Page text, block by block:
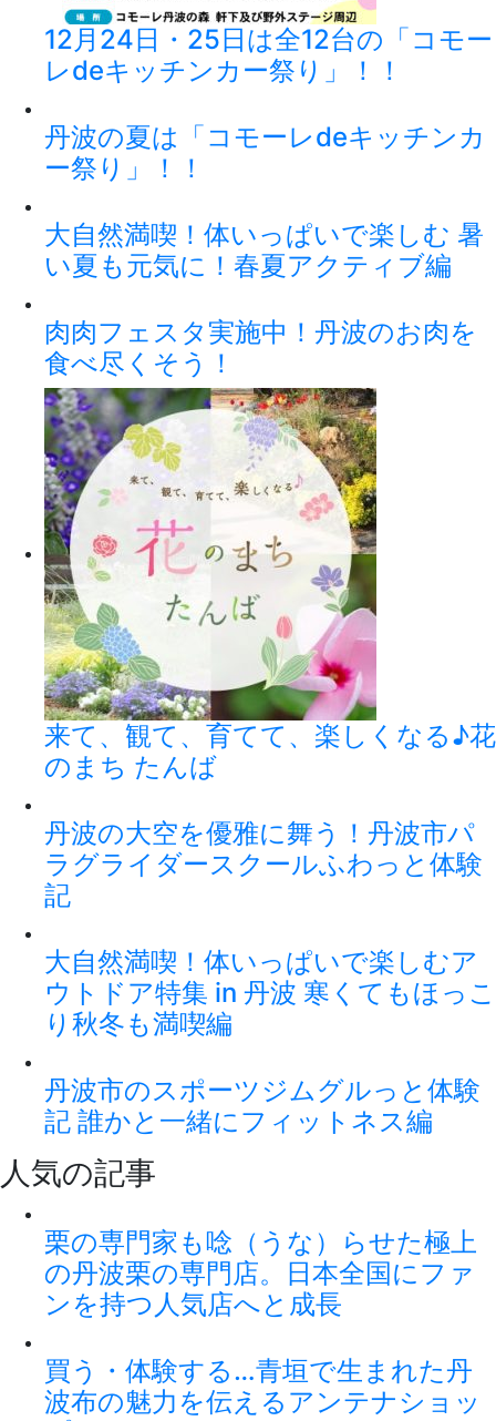
12月24日・25日は全12台の「コモー
レdeキッチンカー祭り」！！
丹波の夏は「コモーレdeキッチンカ
ー祭り」！！
大自然満喫！体いっぱいで楽しむ 暑
い夏も元気に！春夏アクティブ編
肉肉フェスタ実施中！丹波のお肉を
食べ尽くそう！
来て、観て、育てて、楽しくなる♪花
のまち たんば
丹波の大空を優雅に舞う！丹波市パ
ラグライダースクールふわっと体験
記
大自然満喫！体いっぱいで楽しむア
ウトドア特集 in 丹波 寒くてもほっこ
り秋冬も満喫編
丹波市のスポーツジムグルっと体験
記 誰かと一緒にフィットネス編
人気の記事
栗の専門家も唸（うな）らせた極上
の丹波栗の専門店。日本全国にファ
ンを持つ人気店へと成長
買う・体験する…青垣で生まれた丹
波布の魅力を伝えるアンテナショッ